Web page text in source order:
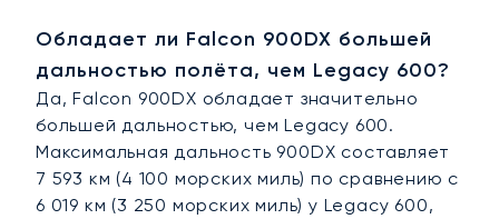
Обладает ли Falcon 900DX большей
дальностью полёта, чем Legacy 600?
Да, Falcon 900DX обладает значительно
большей дальностью, чем Legacy 600.
Максимальная дальность 900DX составляет
7 593 км (4 100 морских миль) по сравнению с
6 019 км (3 250 морских миль) у Legacy 600,